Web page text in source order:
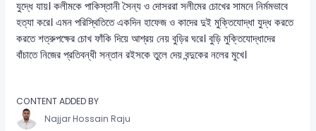
যুদ্ধে যায়। কলীমকে পাকিস্তানী সৈন্য ও দোসররা সলীমের চোখের সামনে নির্মমভাবে
হত্যা করে। এমন পরিস্থিতিতে একদিন হাফেজ ও কাদের দুই মুক্তিযোদ্ধা যুদ্ধ করতে
করতে শত্রুপক্ষের চোখ ফাঁকি দিয়ে আশ্রয় নেয় বুড়ির ঘরে। বুড়ি মুক্তিযোদ্ধাদের
বাঁচাতে নিজের প্রতিবন্ধী সন্তান রইসকে তুলে দেয় বন্দুকের নলের মুখে।
CONTENT ADDED BY
Najjar Hossain Raju